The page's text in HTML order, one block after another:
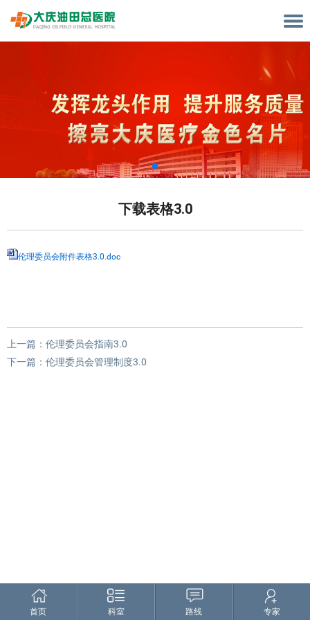
下载表格3.0
伦理委员会附件表格3.0.doc
上一篇： 伦理委员会指南3.0
下一篇： 伦理委员会管理制度3.0
首页 科室 路线 专家